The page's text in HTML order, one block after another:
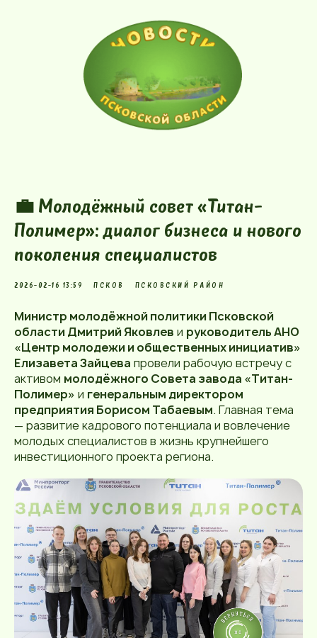
💼 Молодёжный совет «Титан-
Полимер»: диалог бизнеса и нового
поколения специалистов
2026-02-16 13:59 ПСКОВ ПСКОВСКИЙ РАЙОН
Министр молодёжной политики Псковской
области Дмитрий Яковлев и руководитель АНО
«Центр молодежи и общественных инициатив»
Елизавета Зайцева провели рабочую встречу с
активом молодёжного Совета завода «Титан-
Полимер» и генеральным директором
предприятия Борисом Табаевым. Главная тема
— развитие кадрового потенциала и вовлечение
молодых специалистов в жизнь крупнейшего
инвестиционного проекта региона.